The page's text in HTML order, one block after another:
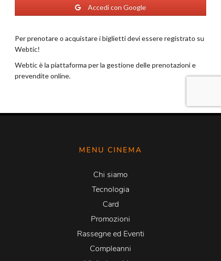
MENU CINEMA
Chi siamo
Tecnologia
Card
Promozioni
Rassegne ed Eventi
Compleanni